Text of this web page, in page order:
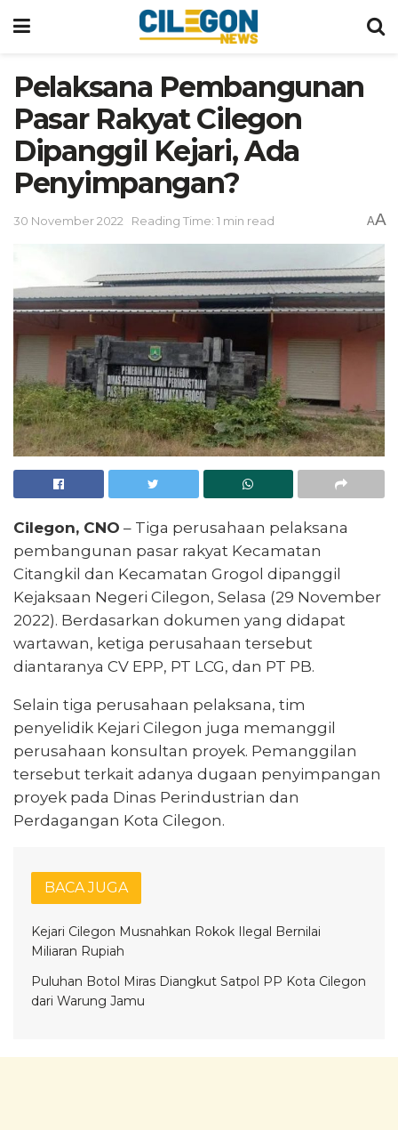
Pelaksana Pembangunan
Pasar Rakyat Cilegon
Dipanggil Kejari, Ada
Penyimpangan?
30 November 2022 Reading Time: 1 min read AA
Cilegon, CNO – Tiga perusahaan pelaksana
pembangunan pasar rakyat Kecamatan
Citangkil dan Kecamatan Grogol dipanggil
Kejaksaan Negeri Cilegon, Selasa (29 November
2022). Berdasarkan dokumen yang didapat
wartawan, ketiga perusahaan tersebut
diantaranya CV EPP, PT LCG, dan PT PB.
Selain tiga perusahaan pelaksana, tim
penyelidik Kejari Cilegon juga memanggil
perusahaan konsultan proyek. Pemanggilan
tersebut terkait adanya dugaan penyimpangan
proyek pada Dinas Perindustrian dan
Perdagangan Kota Cilegon.
BACA JUGA
Kejari Cilegon Musnahkan Rokok Ilegal Bernilai
Miliaran Rupiah
Puluhan Botol Miras Diangkut Satpol PP Kota Cilegon
dari Warung Jamu